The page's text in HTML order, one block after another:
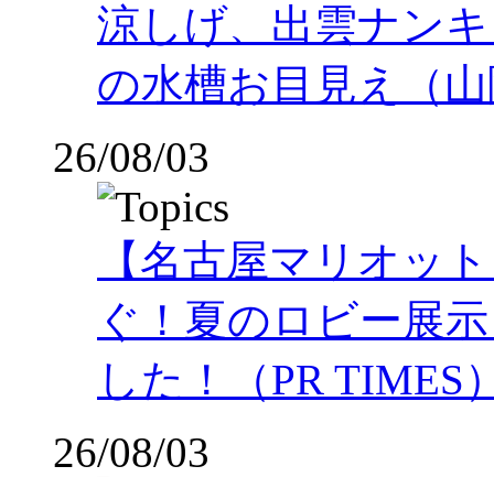
涼しげ、出雲ナン
の水槽お目見え（
26/08/03
【名古屋マリオッ
ぐ！夏のロビー展
した！（PR TIMES
26/08/03